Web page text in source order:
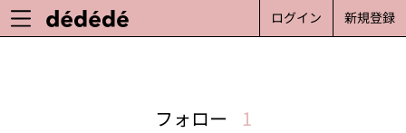
新規登録
ログイン
フォロー 1